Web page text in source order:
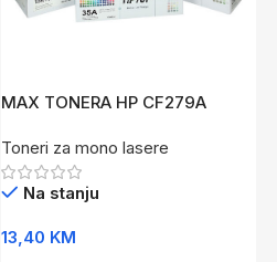
MAX TONERA HP CF279A
Toneri za mono lasere
Na stanju
13,40 KM